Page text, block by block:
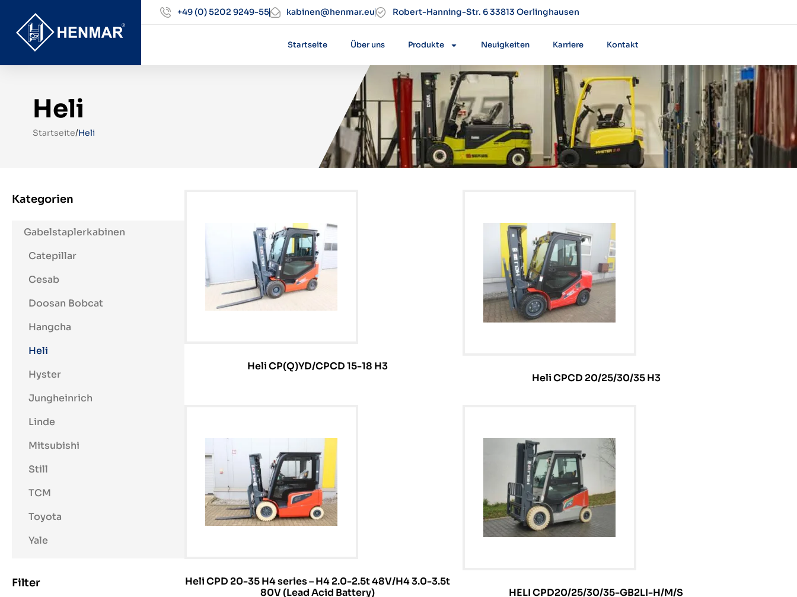
+49 (0) 5202 9249-55 kabinen@henmar.eu Robert-Hanning-Str. 6 33813 Oerlinghausen
Startseite Über uns Produkte Neuigkeiten Karriere Kontakt
Heli
Startseite/Heli
Kategorien
Gabelstaplerkabinen
Catepillar
Cesab
Doosan Bobcat
Hangcha
Heli
Hyster
Jungheinrich
Linde
Mitsubishi
Still
TCM
Toyota
Yale
Filter
Heli CP(Q)YD/CPCD 15-18 H3
Heli CPCD 20/25/30/35 H3
Heli CPD 20-35 H4 series – H4 2.0-2.5t 48V/H4 3.0-3.5t
80V (Lead Acid Battery)
HELI CPD20/25/30/35-GB2LI-H/M/S